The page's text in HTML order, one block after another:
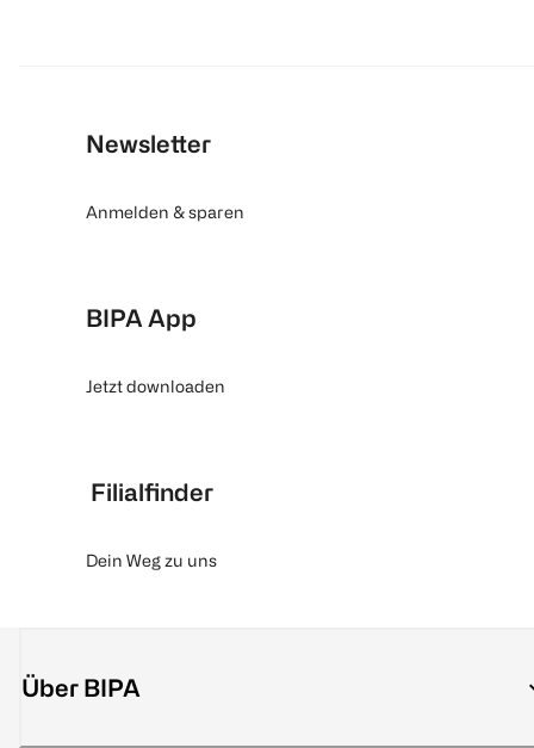
Newsletter
Anmelden & sparen
BIPA App
Jetzt downloaden
Filialfinder
Dein Weg zu uns
Über BIPA